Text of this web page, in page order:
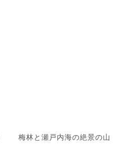
梅林と瀬戸内海の絶景の山